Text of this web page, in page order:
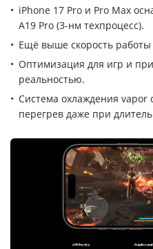
iPhone 17 Pro и Pro Max
A19 Pro (3-нм техпроцесс).
Ещё выше скорость работы
Оптимизация для игр и
реальностью.
Система охлаждения
перегрев даже при